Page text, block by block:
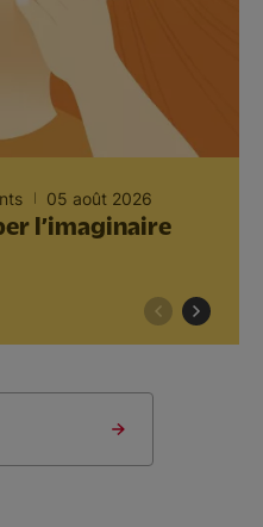
05 août 2026
l’imaginaire